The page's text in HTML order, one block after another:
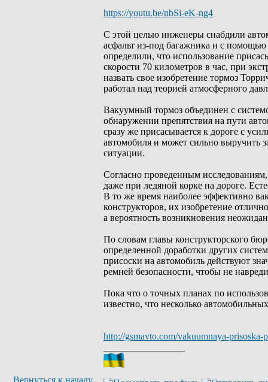
https://youtu.be/nbSi-eK-ng4
С этой целью инженеры снабдили
асфальт из-под багажника и с
определили, что использование
скорости 70 километров в час, при
назвать свое изобретение тормоз
работал над теорией атмосферного
Вакуумный тормоз объединен с
обнаружении препятствия на пути
сразу же присасывается к дороге с
автомобиля и может сильно выручить
ситуации.
Согласно проведенным
даже при ледяной корке на дороге.
В то же время наиболее эффективно
конструкторов, их изобретение
а вероятность возникновения
По словам главы конструкторского
определенной доработки других
присоски на автомобиль действуют
ремней безопасности, чтобы не
Пока что о точных планах по
известно, что несколько
http://gsmavto.com/vakuumnaya-
Вернуться к началу